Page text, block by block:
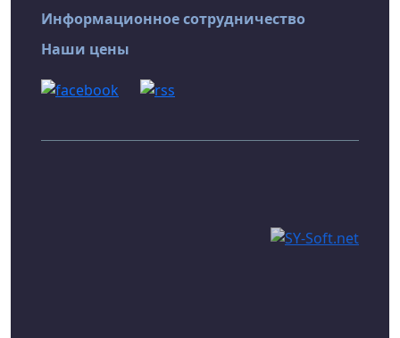
Информационное сотрудничество
Наши цены